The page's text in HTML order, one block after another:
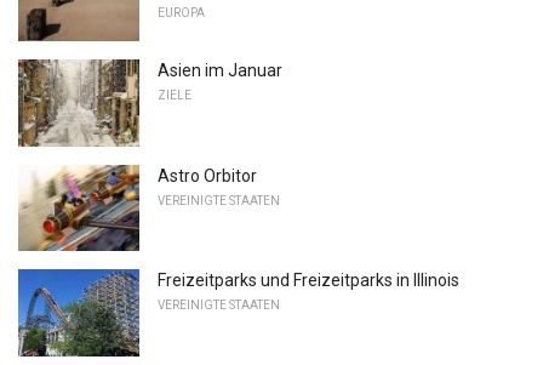
EUROPA
Asien im Januar
ZIELE
Astro Orbitor
VEREINIGTE STAATEN
Freizeitparks und Freizeitparks in Illinois
VEREINIGTE STAATEN